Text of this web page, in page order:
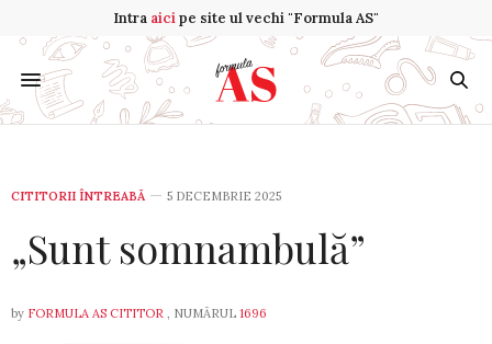
Intra aicipe site ul vechi "Formula AS"
CITITORII ÎNTREABĂ 5 DECEMBRIE 2025
„Sunt somnambulă”
by FORMULA AS CITITOR , NUMĂRUL 1696